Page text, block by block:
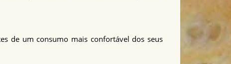
de um consumo mais confortável dos seus